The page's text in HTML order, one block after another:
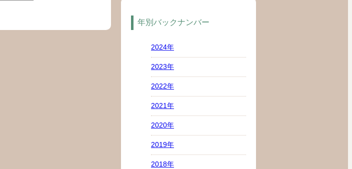
年別バックナンバー
2024年
2023年
2022年
2021年
2020年
2019年
2018年